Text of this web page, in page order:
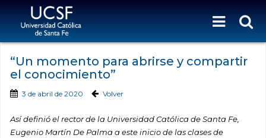
“Un momento para abrirse y compartir
el conocimiento”
3 de abril de 2020 Volver
Así definió el rector de la Universidad Católica de Santa Fe,
Eugenio Martín De Palma a este inicio de las clases de